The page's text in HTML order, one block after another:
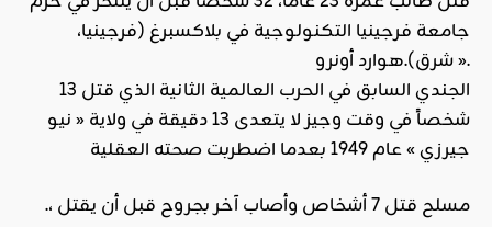
جامعة فرجينيا التكنولوجية في بلاكسبرغ (فرجينيا،
شرق).هوارد أونرو ».
الجندي السابق في الحرب العالمية الثانية الذي قتل 13
شخصاً في وقت وجيز لا يتعدى 13 دقيقة في ولاية « نيو
جيرزي » عام 1949 بعدما اضطربت صحته العقلية
.، مسلح قتل 7 أشخاص وأصاب آخر بجروح قبل أن يقتل